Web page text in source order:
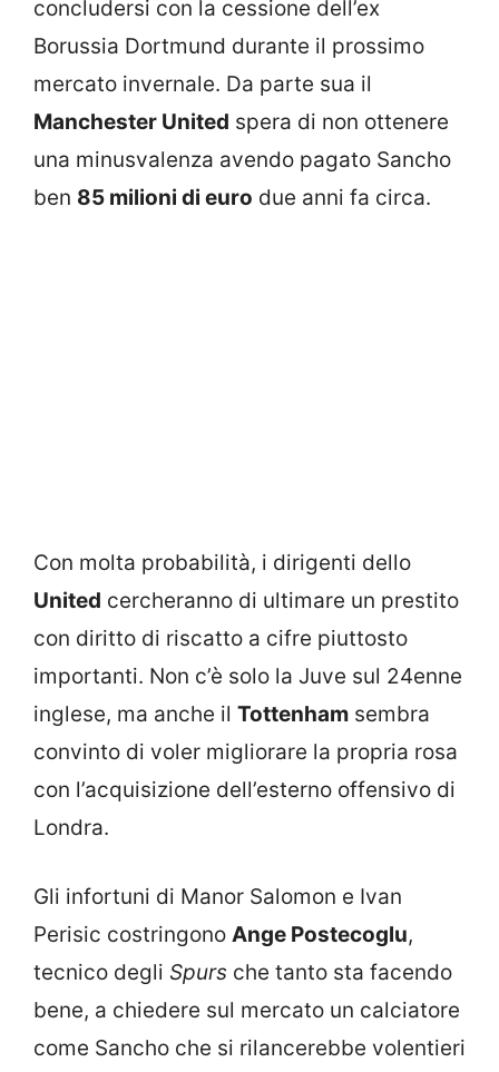
concludersi con la cessione dell’ex
Borussia Dortmund durante il prossimo
mercato invernale. Da parte sua il
Manchester United spera di non ottenere
una minusvalenza avendo pagato Sancho
ben 85 milioni di euro due anni fa circa.
Con molta probabilità, i dirigenti dello
United cercheranno di ultimare un prestito
con diritto di riscatto a cifre piuttosto
importanti. Non c’è solo la Juve sul 24enne
inglese, ma anche il Tottenham sembra
convinto di voler migliorare la propria rosa
con l’acquisizione dell’esterno offensivo di
Londra.
Gli infortuni di Manor Salomon e Ivan
Perisic costringono Ange Postecoglu,
tecnico degli Spurs che tanto sta facendo
bene, a chiedere sul mercato un calciatore
come Sancho che si rilancerebbe volentieri